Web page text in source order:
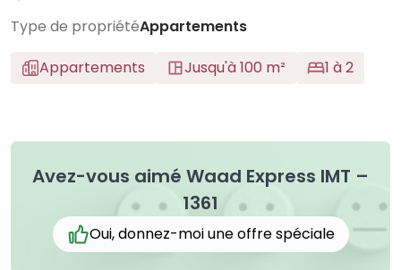
Type de propriétéAppartements
Appartements
Jusqu'à 100 m² 1 à 2
Avez-vous aimé Waad Express IMT –
1361
Oui, donnez-moi une offre spéciale